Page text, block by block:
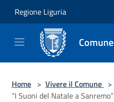
Regione Liguria
Home > Vivere il Comune >
“I Suoni del Natale a Sanremo”